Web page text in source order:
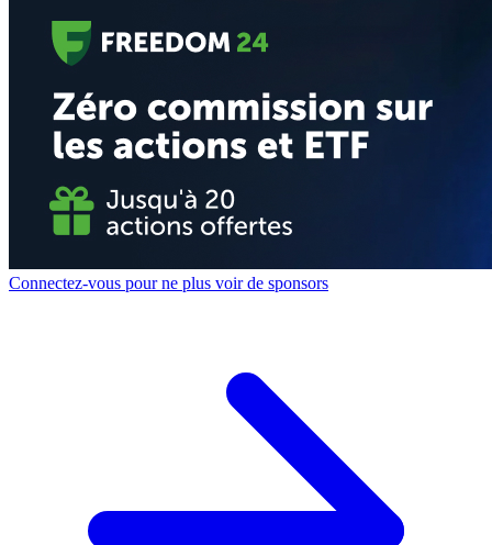
Connectez-vous pour ne plus voir de sponsors